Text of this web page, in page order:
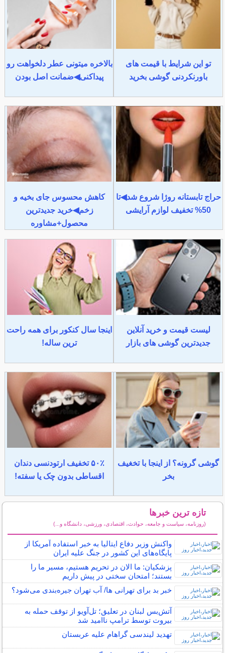
تو این شرایط با قیمت های
باورنکردنی گوشی بخرید
بالاخره میتونی عطر دلخواهت رو
پیداکنی◀ضمانت اصل بودن
حراج تابستانه روژا شروع شد◀تا
50% تخفیف لوازم آرایشی
کاهش محسوس جای بخیه و
زخم◀خرید جدیدترین
محصول+مشاوره
لیست قیمت و خرید آنلاین
جدیدترین گوشی های بازار
اینجا سال کنکور برای همه راحت
ترین ساله!
گوشی گرونه؟ از اینجا با تخغیف
بخر
۵۰٪ تخفیف ارتودنسی دندان
اقساطی بدون چک یا سفته!
تازه ترین خبرها
(روزنامه، سیاست و جامعه، حوادث، اقتصادی، ورزشی، دانشگاه و...)
واکنش وزیر دفاع ایتالیا به خبر استفاده آمریکا از
پایگاه‌های این کشور در جنگ علیه ایران
پزشکیان: ما الان در تحریم هستیم، مسیر ما را
بستند؛ امتحان سختی در پیش داریم
خبر بد برای تهرانی ها/ آب تهران جیره‌بندی می‌شود؟
آتش‌بس لبنان در تعلیق؛ تل‌آویو از توقف حمله به
بیروت توسط ترامپ ناامید شد
تهدید لیندسی گراهام علیه عربستان